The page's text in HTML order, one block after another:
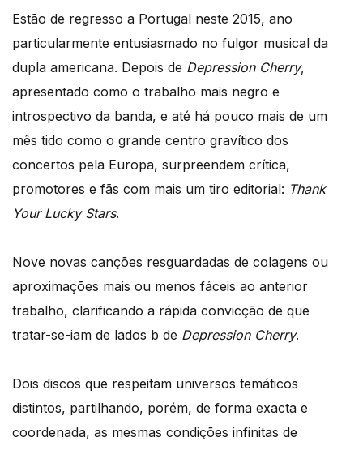
Estão de regresso a Portugal neste 2015, ano
particularmente entusiasmado no fulgor musical da
dupla americana. Depois de Depression Cherry,
apresentado como o trabalho mais negro e
introspectivo da banda, e até há pouco mais de um
mês tido como o grande centro gravítico dos
concertos pela Europa, surpreendem crítica,
promotores e fãs com mais um tiro editorial: Thank
Your Lucky Stars.
Nove novas canções resguardadas de colagens ou
aproximações mais ou menos fáceis ao anterior
trabalho, clarificando a rápida convicção de que
tratar-se-iam de lados b de Depression Cherry.
Dois discos que respeitam universos temáticos
distintos, partilhando, porém, de forma exacta e
coordenada, as mesmas condições infinitas de